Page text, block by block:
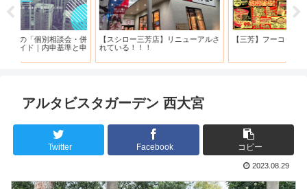
【スシロー三芳店】リニューアルさ
れている！！！
【三芳】フーコット
アルタビスタガーデン 西大宮
Twitter Facebook コピー
2023.08.29